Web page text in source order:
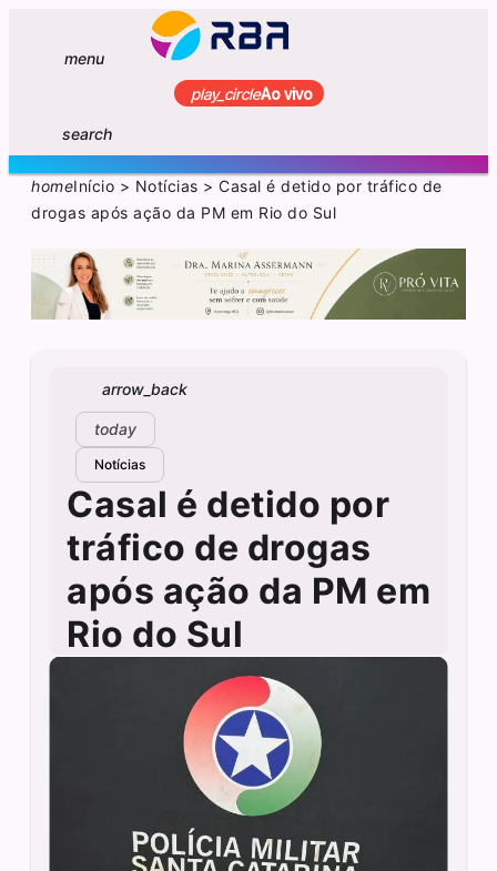
menu
play_circleAo vivo
search
homeInício > Notícias >Casal é detido por tráfico de
drogas após ação da PM em Rio do Sul
arrow_back
today
Notícias
Casal é detido por
tráfico de drogas
após ação da PM em
Rio do Sul